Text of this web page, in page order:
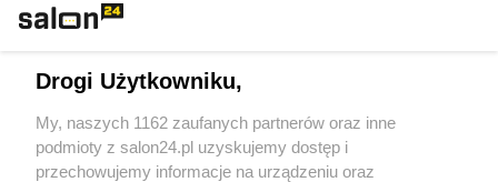
Sport
Społeczeństwo
Drogi Użytkowniku,
My, naszych 1162 zaufanych partnerów oraz inne
podmioty z salon24.pl uzyskujemy dostęp i
przechowujemy informacje na urządzeniu oraz